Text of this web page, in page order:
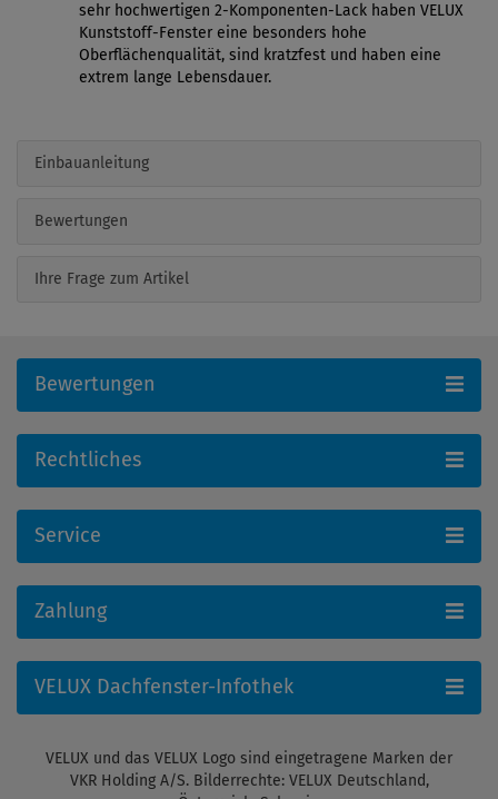
sehr hochwertigen 2-Komponenten-Lack haben VELUX
Kunststoff-Fenster eine besonders hohe
Oberflächenqualität, sind kratzfest und haben eine
extrem lange Lebensdauer.
Einbauanleitung
Bewertungen
Ihre Frage zum Artikel
Bewertungen
Rechtliches
Service
Zahlung
VELUX Dachfenster-Infothek
VELUX und das VELUX Logo sind eingetragene Marken der
VKR Holding A/S. Bilderrechte: VELUX Deutschland,